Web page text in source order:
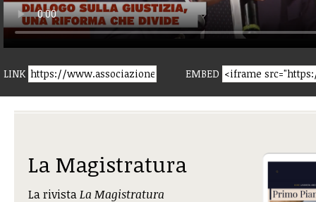
LINK EMBED
La Magistratura
La rivistaLa Magistratura